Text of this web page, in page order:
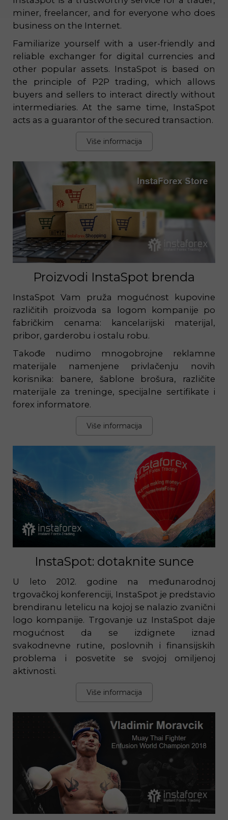
miner, freelancer, and for everyone who does
business on the Internet.
Familiarize yourself with a user-friendly and
reliable exchanger for digital currencies and
other popular assets. InstaSpot is based on
the principle of P2P trading, which allows
buyers and sellers to interact directly without
intermediaries. At the same time, InstaSpot
acts as a guarantor of the secured transaction.
Više informacija
Proizvodi InstaSpot brenda
InstaSpot Vam pruža mogućnost kupovine
različitih proizvoda sa logom kompanije po
fabričkim cenama: kancelarijski materijal,
pribor, garderobu i ostalu robu.
Takođe nudimo mnogobrojne reklamne
materijale namenjene privlačenju novih
korisnika: banere, šablone brošura, različite
materijale za treninge, specijalne sertifikate i
forex informatore.
Više informacija
InstaSpot: dotaknite sunce
U leto 2012. godine na međunarodnoj
trgovačkoj konferenciji, InstaSpot je predstavio
brendiranu letelicu na kojoj se nalazio zvanični
logo kompanije. Trgovanje uz InstaSpot daje
mogućnost da se izdignete iznad
svakodnevne rutine, poslovnih i finansijskih
problema i posvetite se svojoj omiljenoj
aktivnosti.
Više informacija